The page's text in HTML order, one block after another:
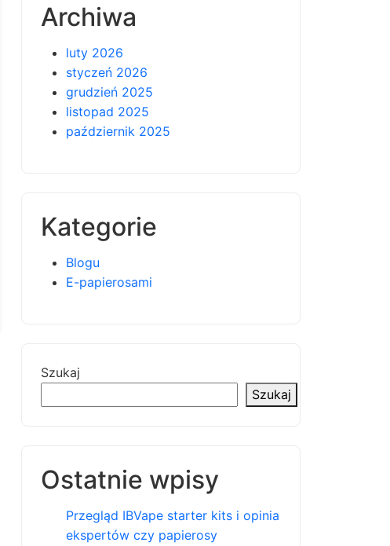
Archiwa
luty 2026
styczeń 2026
grudzień 2025
listopad 2025
październik 2025
Kategorie
Blogu
E-papierosami
Szukaj
Szukaj
Ostatnie wpisy
Przegląd IBVape starter kits i opinia
ekspertów czy papierosy